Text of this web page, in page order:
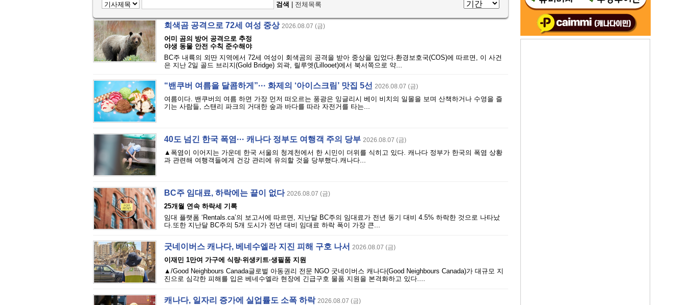
검색 전체목록
회색곰 공격으로 72세 여성 중상 2026.08.07 (금)
어미 곰의 방어 공격으로 추정
야생 동물 안전 수칙 준수해야
BC주 내륙의 외딴 지역에서 72세 여성이 회색곰의 공격을 받아 중상을 입었다.환경보호국(COS)에 따르면, 이 사건
은 지난 2일 골드 브리지(Gold Bridge) 외곽, 릴루엣(Lillooet)에서 북서쪽으로 약...
“밴쿠버 여름을 달콤하게”··· 화제의 ‘아이스크림’ 맛집 5선 2026.08.07 (금)
여름이다. 밴쿠버의 여름 하면 가장 먼저 떠오르는 풍광은 잉글리시 베이 비치의 일몰을 보며 산책하거나 수영을 즐
기는 사람들, 스탠리 파크의 거대한 숲과 바다를 따라 자전거를 타는...
40도 넘긴 한국 폭염··· 캐나다 정부도 여행객 주의 당부 2026.08.07 (금)
▲폭염이 이어지는 가운데 한국 서울의 청계천에서 한 시민이 더위를 식히고 있다. 캐나다 정부가 한국의 폭염 상황
과 관련해 여행객들에게 건강 관리에 유의할 것을 당부했다.캐나다...
BC주 임대료, 하락에는 끝이 없다 2026.08.07 (금)
25개월 연속 하락세 기록
임대 플랫폼 ‘Rentals.ca’의 보고서에 따르면, 지난달 BC주의 임대료가 전년 동기 대비 4.5% 하락한 것으로 나타났
다.또한 지난달 BC주의 5개 도시가 전년 대비 임대료 하락 폭이 가장 큰...
굿네이버스 캐나다, 베네수엘라 지진 피해 구호 나서 2026.08.07 (금)
이재민 1만여 가구에 식량·위생키트·생필품 지원
▲/Good Neighbours Canada글로벌 아동권리 전문 NGO 굿네이버스 캐나다(Good Neighbours Canada)가 대규모 지
진으로 심각한 피해를 입은 베네수엘라 현장에 긴급구호 물품 지원을 본격화하고 있다....
캐나다, 일자리 증가에 실업률도 소폭 하락 2026.08.07 (금)